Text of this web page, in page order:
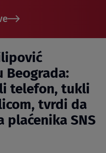
Beograda:
telefon, tukli
tvrdi da
SNS